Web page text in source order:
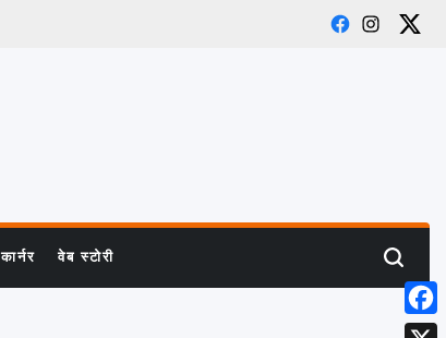
FacebookX
वेब स्टोरी Search